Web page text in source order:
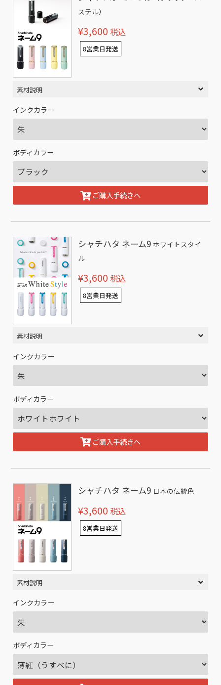
ステル）
¥3,600 税込
8営業日発送
素材説明
インクカラー
ボディカラー
ご購入手続きへ
シャチハタ ネーム9 ホワイトスタイ
ル
¥3,600 税込
8営業日発送
素材説明
インクカラー
ボディカラー
ご購入手続きへ
シャチハタ ネーム9 日本の伝統色
¥3,600 税込
8営業日発送
素材説明
インクカラー
ボディカラー